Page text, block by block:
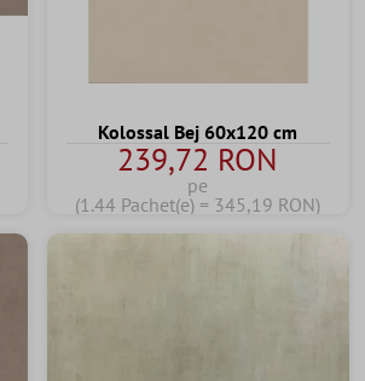
Kolossal Bej 60x120 cm
239,72 RON
pe
(1.44 Pachet(e) = 345,19 RON)